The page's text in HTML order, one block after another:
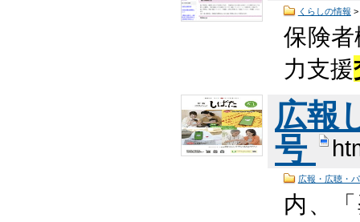
くらしの情報 >
保険
力支援
広報
号
広報・広聴・
内、